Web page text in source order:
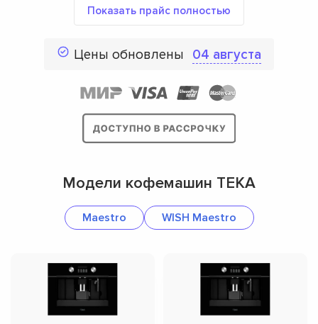
Показать прайс полностью
Цены обновлены 04 августа
Модели кофемашин TEKA
Maestro WISH Maestro